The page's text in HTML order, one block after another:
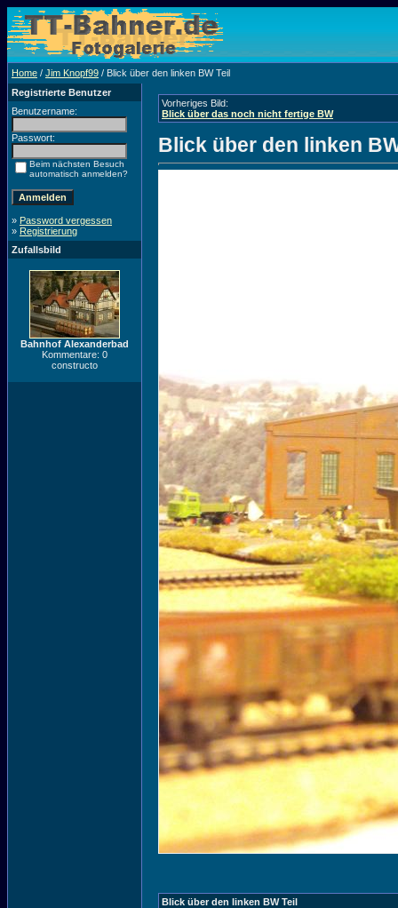
Home / Jim Knopf99 / Blick über den linken BW Teil
Registrierte Benutzer
Benutzername:
Passwort:
Beim nächsten Besuch
automatisch anmelden?
» Password vergessen
» Registrierung
Zufallsbild
Bahnhof Alexanderbad
Kommentare: 0
constructo
Vorheriges Bild:
Blick über das noch nicht fertige BW
Blick über den linken
Blick über den linken BW Teil